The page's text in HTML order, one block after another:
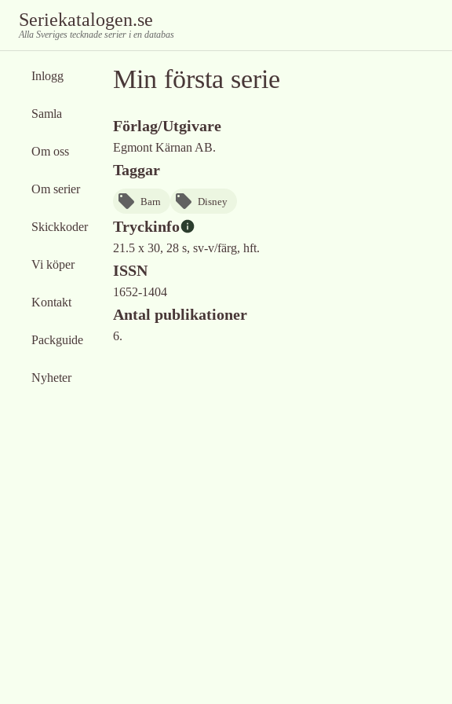
Seriekatalogen.se
Alla Sveriges tecknade serier i en databas
Inlogg
Samla
Om oss
Om serier
Skickkoder
Vi köper
Kontakt
Packguide
Nyheter
Min första serie
Förlag/Utgivare
Egmont Kärnan AB.
Taggar
Barn Disney
Tryckinfo
21.5 x 30, 28 s, sv-v/färg, hft.
ISSN
1652-1404
Antal publikationer
6.